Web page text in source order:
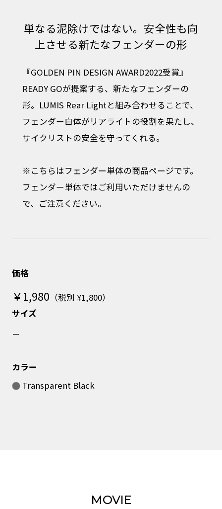
単なる泥除けではない。安全性も向
上させる新たなフェンダーの形
『GOLDEN PIN DESIGN AWARD2022受賞』
READY GOが提案する、新たなフェンダーの
形。LUMIS Rear Lightと組み合わせることで、
フェンダー自体がリアライトの役割を果たし、
サイクリストの安全を守ってくれる。
※こちらはフェンダー単体の商品ページです。
フェンダー単体ではご利用いただけませんの
で、ご注意ください。
価格
￥1,980 （税別 ¥1,800）
サイズ
－
カラー
Transparent Black
MOVIE